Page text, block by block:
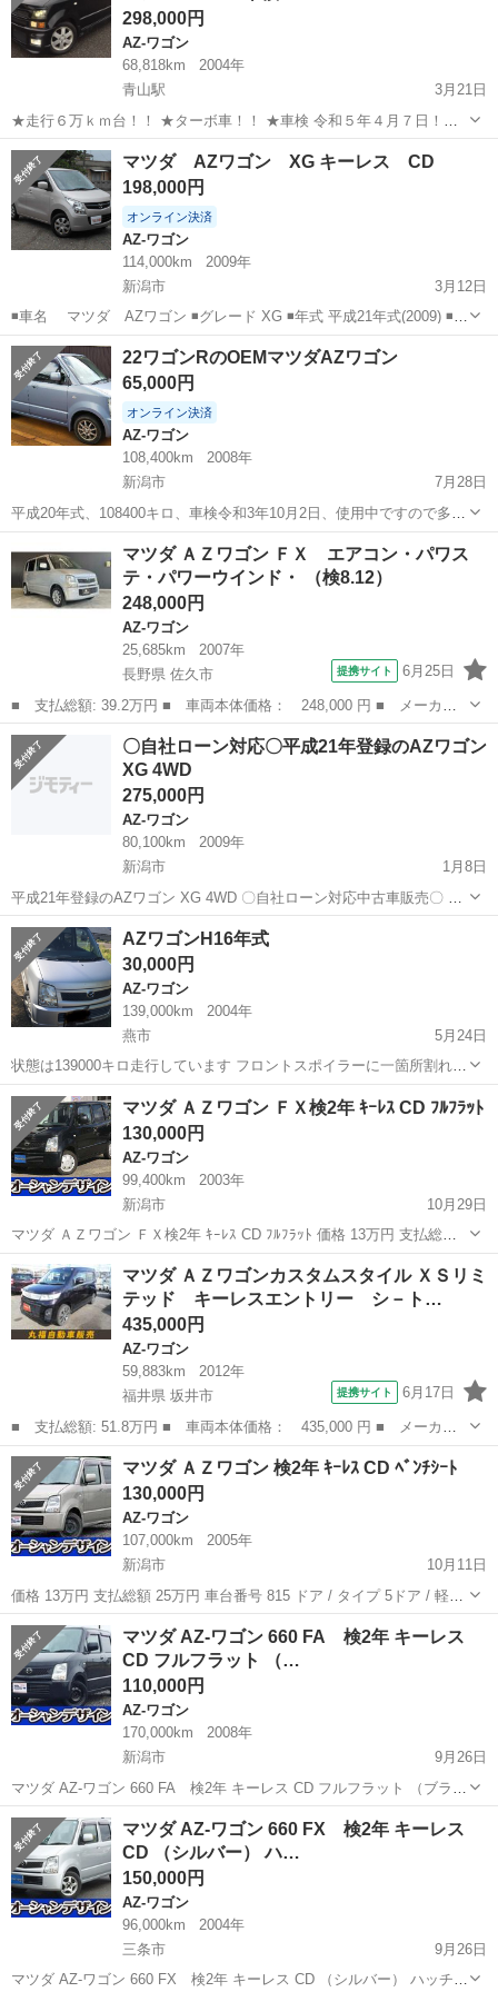
298,000円
AZ-ワゴン
68,818km
2004年
青山駅
3月21日
★走行６万ｋｍ台！！ ★ターボ車！！ ★車検 令和５年４月７日！！
★４ＷＤ！！ 名変後、すぐに乗り出し可能です！ 土日祝日も対応でき
ますので是非一度、現車確認をお願い致します(^^)/ ...
新潟 新潟市 青山駅 AZ-ワゴン
マツダ AZワゴン XG キーレス CD
198,000円
オンライン決済
AZ-ワゴン
114,000km
2009年
新潟市
3月12日
◾️車名 マツダ AZワゴン ◾️グレード XG ◾️年式 平成21年式(2009) ◾️色
ライトピンク ◾️走行距離 114000㎞ ◾️車検 ２年付 ◾️修復歴 なし ※新潟
ナンバーのみ登録費用込み...
新潟 新潟市 AZ-ワゴン ワゴン
22ワゴンRのOEMマツダAZワゴン
65,000円
オンライン決済
AZ-ワゴン
108,400km
2008年
新潟市
7月28日
平成20年式、108400キロ、車検令和3年10月2日、使用中ですので多少
距離増えます。 左側リアフェンダーに錆びありですが下廻りはそれほ
どでは無く綺麗です。 今度の車検でベルト類を交換して乗るつもりで
したが訳有って手放...
AZ-ワゴン フェンダー
マツダ ＡＺワゴン ＦＸ エアコン・パワス
テ・パワーウインド・ （検8.12）
248,000円
AZ-ワゴン
25,685km
2007年
長野県 佐久市
提携サイト 6月25日
■ 支払総額: 39.2万円 ■ 車両本体価格： 248,000 円 ■ メーカー
名： マツダ ■ 車種名： ＡＺワゴン ■ グレード名： ＦＸ エ
アコン・パワステ・パワーウインド・ ■ 排気量： 660cc ■ ドア枚
数...
長野 AZ-ワゴン
〇自社ローン対応〇平成21年登録のAZワゴン
XG 4WD
275,000円
AZ-ワゴン
80,100km
2009年
新潟市
1月8日
平成21年登録のAZワゴン XG 4WD 〇自社ローン対応中古車販売〇 ☆
どなたでもローン対応可能☆ １、勤続年数の短い方や
自営業の方 ２、パートをされる主婦の方や派遣社員の方 ３、自己破
産...
新潟 新潟市 AZ-ワゴン 車両
AZワゴンH16年式
30,000円
AZ-ワゴン
139,000km
2004年
燕市
5月24日
状態は139000キロ走行しています フロントスポイラーに一箇所割れあ
り、左ドアミラーに擦り傷ありです AT車です 車検は2019年12月15日
までです 変更手続き出来る方引き取りに来られる方でお願いします
新潟 燕市 AZ-ワゴン AT車
マツダ ＡＺワゴン ＦＸ検2年 ｷｰﾚｽ CD ﾌﾙﾌﾗｯﾄ
130,000円
AZ-ワゴン
99,400km
2003年
新潟市
10月29日
マツダ ＡＺワゴン ＦＸ検2年 ｷｰﾚｽ CD ﾌﾙﾌﾗｯﾄ 価格 13万円 支払総額
25万円 車台番号 463 ドア / タイプ 5ドア / 軽自動車 年式 平成15年 10
月 車検...
新潟 新潟市 AZ-ワゴン フルフラット
マツダ ＡＺワゴンカスタムスタイル ＸＳリミ
テッド キーレスエントリー シ－ト…
435,000円
AZ-ワゴン
59,883km
2012年
福井県 坂井市
提携サイト 6月17日
■ 支払総額: 51.8万円 ■ 車両本体価格： 435,000 円 ■ メーカー
名： マツダ ■ 車種名： ＡＺワゴンカスタムスタイル ■ グレー
ド名： ＸＳリミテッド キーレスエントリー シ－トヒ－タ－ ス
マ－トキ－ ...
福井 坂井市 AZ-ワゴン
マツダ ＡＺワゴン 検2年 ｷｰﾚｽ CD ﾍﾞﾝﾁｼｰﾄ
130,000円
AZ-ワゴン
107,000km
2005年
新潟市
10月11日
価格 13万円 支払総額 25万円 車台番号 815 ドア / タイプ 5ドア / 軽自
動車 年式 平成17年 3月 車検 車検整備付 リサイクル リサイクル料金
は預託済で、預託金相当額が価格に含まれています。 ...
新潟 新潟市 AZ-ワゴン ベージュ
マツダ AZ-ワゴン 660 FA 検2年 キーレス
CD フルフラット （…
110,000円
AZ-ワゴン
170,000km
2008年
新潟市
9月26日
マツダ AZ-ワゴン 660 FA 検2年 キーレス CD フルフラット （ブラッ
ク） ハッチバック 軽自動車 本体価格 110,000円 支払総額 230,000円
年式(初度登録年):2008(H20) 走行距離:...
新潟 新潟市 AZ-ワゴン フルフラット
マツダ AZ-ワゴン 660 FX 検2年 キーレス
CD （シルバー） ハ…
150,000円
AZ-ワゴン
96,000km
2004年
三条市
9月26日
マツダ AZ-ワゴン 660 FX 検2年 キーレス CD （シルバー） ハッチバ